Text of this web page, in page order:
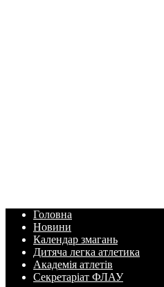
Головна
Новини
Календар змагань
Дитяча легка атлетика
Академія атлетів
Секретаріат ФЛАУ